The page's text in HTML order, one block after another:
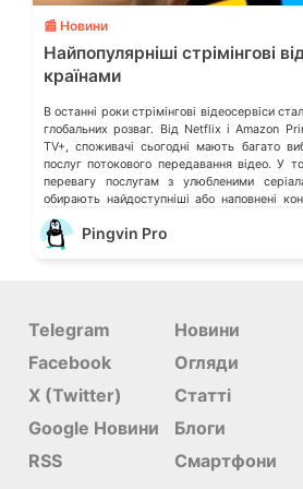
📰 Новини
Найпопулярніші стрімінгові
країнами
В останні роки стрімінгові відеосервіси
глобальних розваг. Від Netflix і Amazon
TV+, споживачі сьогодні мають багато
послуг потокового передавання відео. У
перевагу послугам з улюбленими
обирають найдоступніші або наповнені
користувачі об’єднуються […]
Pingvin Pro
Telegram
Facebook
X (Twitter)
Google Новини
RSS
Новини
Огляди
Статті
Блоги
Смартфони